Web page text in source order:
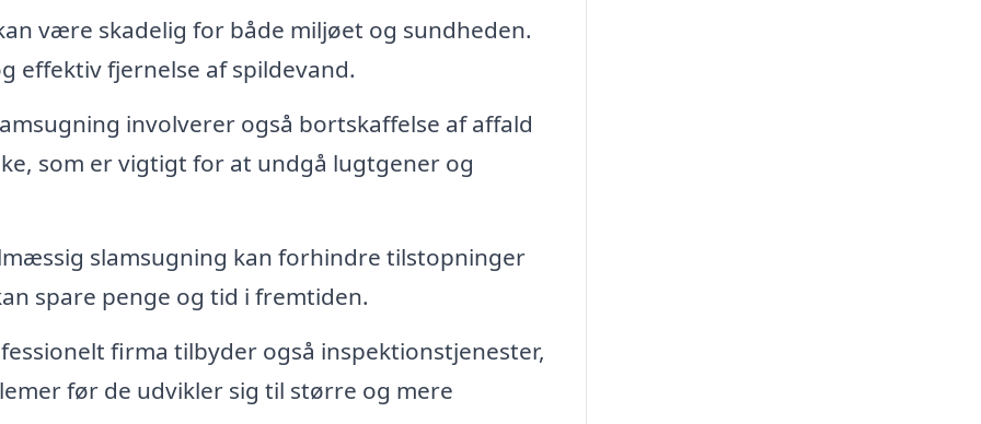
være skadelig for både miljøet og sundheden.
effektiv fjernelse af spildevand.
involverer også bortskaffelse af affald
som er vigtigt for at undgå lugtgener og
slamsugning kan forhindre tilstopninger
spare penge og tid i fremtiden.
firma tilbyder også inspektionstjenester,
før de udvikler sig til større og mere